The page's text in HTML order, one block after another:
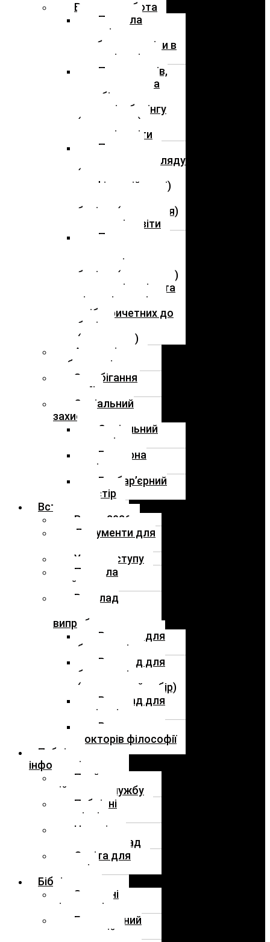
Виховна робота
Правила
поведінки
здобувача освіти в
закладі освіти
План заходів,
спрямованих на
запобігання та
протидію булінгу
(цькуванню) в
закладі освіти
Порядок
подання та розгляду
(з дотриманням
конфіденційності)
булінгу (цькування)
в закладі освіти
Порядок
доведені випадки
булінгу (цькування)
в закладі освіти та
відповідальність
осіб, причетних до
булінгу
(цькування)
Академічна
доброчесність
Запобігання
корупції
Соціальний
захист
Соціальний
супровід
Гендерна
політика
Безбар’єрний
простір
Вступнику
Вступ 2026
Документи для
Умови вступу
Правила
прийому
Розклад
випробувань
Розклад для
бакалаврів
Розклад для
бакалаврів
(додатковий набір)
Розклад для
магістрів
Розклад для
докторів філософії
Публічна
інформація
Прийом на
військову службу
Публічні
закупівлі
Наявність
вакантних посад
Освіта для
молоді
Бібліотека
Загальні
відомості
Електронний
репозитарій